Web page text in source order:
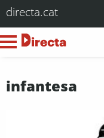
directa.cat
infantesa